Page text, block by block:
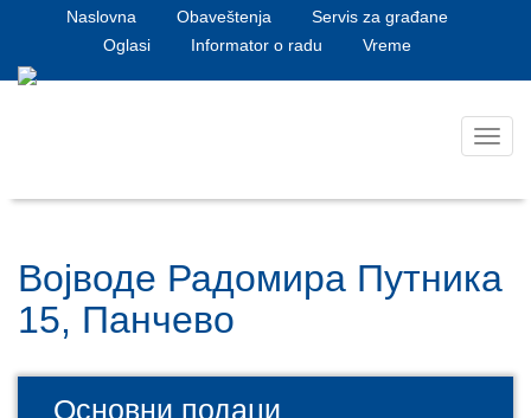
Naslovna Obaveštenja
Servis za građane
Oglasi
Informator o radu Vreme
Војводе Радомира Путника
15, Панчево
Основни подаци